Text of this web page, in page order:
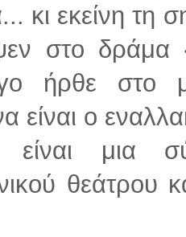
κι εκείνη
στο
ήρθε στο
είναι ο
είναι μια
θεάτρου